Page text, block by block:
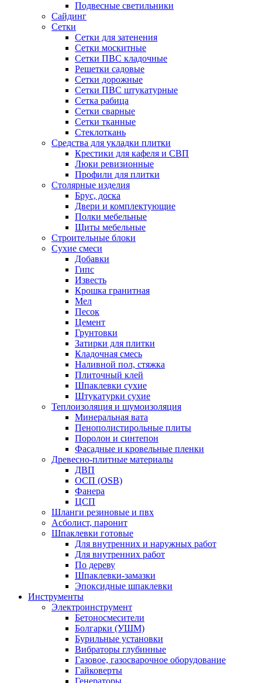
Подвесные светильники
Сайдинг
Сетки
Сетки для затенения
Сетки москитные
Сетки ПВС кладочные
Решетки садовые
Сетки дорожные
Сетки ПВС штукатурные
Сетка рабица
Сетки сварные
Сетки тканные
Стеклоткань
Средства для укладки плитки
Крестики для кафеля и СВП
Люки ревизионные
Профили для плитки
Столярные изделия
Брус, доска
Двери и комплектующие
Полки мебельные
Щиты мебельные
Строительные блоки
Сухие смеси
Добавки
Гипс
Известь
Крошка гранитная
Мел
Песок
Цемент
Грунтовки
Затирки для плитки
Кладочная смесь
Наливной пол, стяжка
Плиточный клей
Шпаклевки сухие
Штукатурки сухие
Теплоизоляция и шумоизоляция
Минеральная вата
Пенополистирольные плиты
Поролон и синтепон
Фасадные и кровельные пленки
Древесно-плитные материалы
ДВП
ОСП (OSB)
Фанера
ЦСП
Шланги резиновые и пвх
Асболист, паронит
Шпаклевки готовые
Для внутренних и наружных работ
Для внутренних работ
По дереву
Шпаклевки-замазки
Эпоксидные шпаклевки
Инструменты
Электроинструмент
Бетоносмесители
Болгарки (УШМ)
Бурильные установки
Вибраторы глубинные
Газовое, газосварочное оборудование
Гайковерты
Генераторы